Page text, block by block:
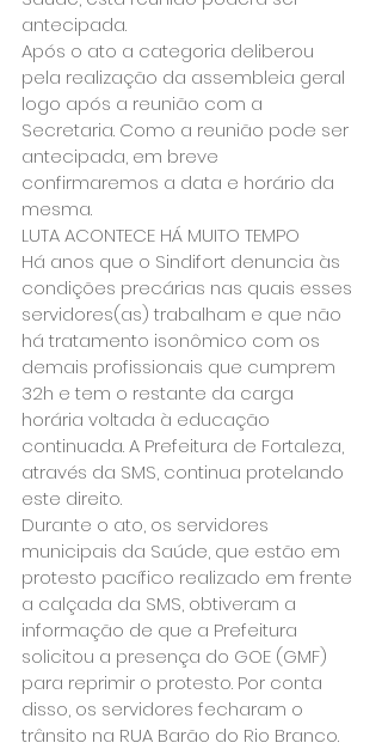
antecipada.
Após o ato a categoria deliberou
pela realização da assembleia geral
logo após a reunião com a
Secretaria. Como a reunião pode ser
antecipada, em breve
confirmaremos a data e horário da
mesma.
LUTA ACONTECE HÁ MUITO TEMPO
Há anos que o Sindifort denuncia às
condições precárias nas quais esses
servidores(as) trabalham e que não
há tratamento isonômico com os
demais profissionais que cumprem
32h e tem o restante da carga
horária voltada à educação
continuada. A Prefeitura de Fortaleza,
através da SMS, continua protelando
este direito.
Durante o ato, os servidores
municipais da Saúde, que estão em
protesto pacífico realizado em frente
a calçada da SMS, obtiveram a
informação de que a Prefeitura
solicitou a presença do GOE (GMF)
para reprimir o protesto. Por conta
disso, os servidores fecharam o
trânsito na RUA Barão do Rio Branco.